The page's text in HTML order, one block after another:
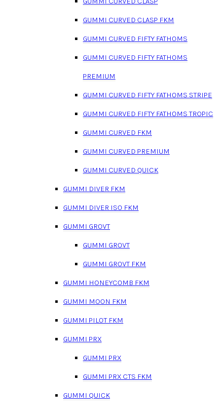
GUMMI CURVED CLASP FKM
GUMMI CURVED FIFTY FATHOMS
GUMMI CURVED FIFTY FATHOMS
PREMIUM
GUMMI CURVED FIFTY FATHOMS STRIPE
GUMMI CURVED FIFTY FATHOMS TROPIC
GUMMI CURVED FKM
GUMMI CURVED PREMIUM
GUMMI CURVED QUICK
GUMMI DIVER FKM
GUMMI DIVER ISO FKM
GUMMI GROVT
GUMMI GROVT
GUMMI GROVT FKM
GUMMI HONEYCOMB FKM
GUMMI MOON FKM
GUMMI PILOT FKM
GUMMI PRX
GUMMI PRX
GUMMI PRX CTS FKM
GUMMI QUICK